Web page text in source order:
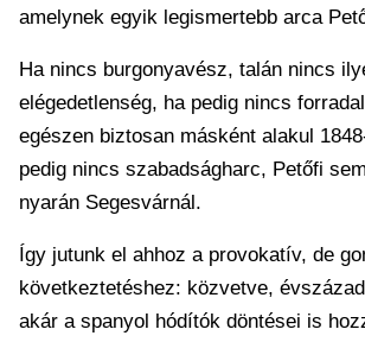
amelynek egyik legismertebb arca
Ha nincs burgonyavész, talán nincs
elégedetlenség, ha pedig nincs
egészen biztosan másként alakul
pedig nincs szabadságharc, Petőfi
nyarán Segesvárnál.
Így jutunk el ahhoz a provokatív, de
következtetéshez: közvetve,
akár a spanyol hódítók döntései is